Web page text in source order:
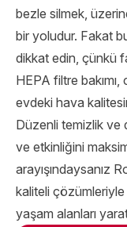
bezle silmek,
bir yoludur. Fakat
dikkat edin, çünkü
HEPA filtre bakımı,
evdeki hava
Düzenli temizlik ve
ve etkinliğini
arayışındaysanız
kaliteli çözümleriyle
yaşam alanları